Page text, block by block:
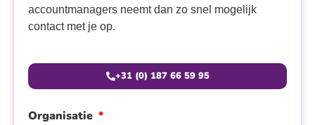
accountmanagers neemt dan zo snel mogelijk
contact met je op.
+31 (0) 187 66 59 95
Organisatie